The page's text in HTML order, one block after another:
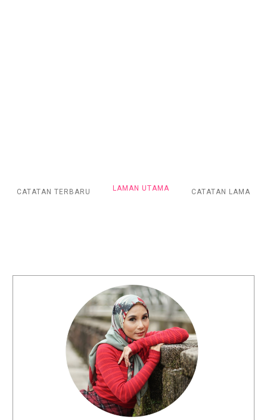
CATATAN TERBARU CATATAN LAMA
LAMAN UTAMA